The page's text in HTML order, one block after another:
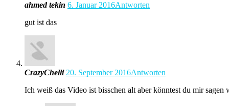
ahmed tekin 6. Januar 2016Antworten
gut ist das
CrazyChelli 20. September 2016Antworten
Ich weiß das Video ist bisschen alt aber könntest du mir sagen